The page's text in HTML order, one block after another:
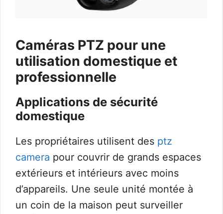
Caméras PTZ pour une
utilisation domestique et
professionnelle
Applications de sécurité
domestique
Les propriétaires utilisent des ptz
camera pour couvrir de grands espaces
extérieurs et intérieurs avec moins
d’appareils. Une seule unité montée à
un coin de la maison peut surveiller